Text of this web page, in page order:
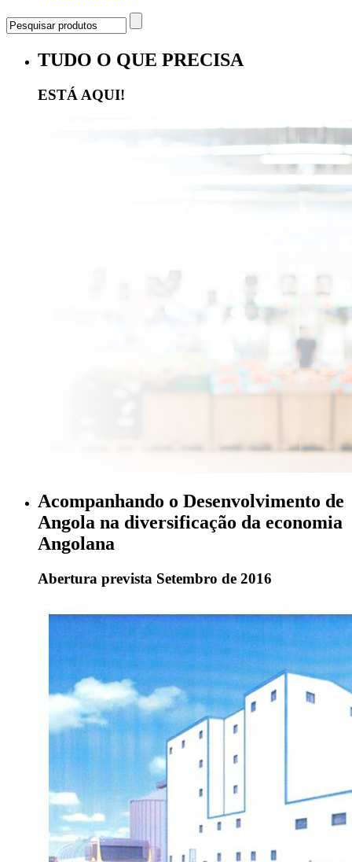
TUDO O QUE PRECISA
ESTÁ AQUI!
Acompanhando o Desenvolvimento de
Angola na diversificação da economia
Angolana
Abertura prevista Setembro de 2016